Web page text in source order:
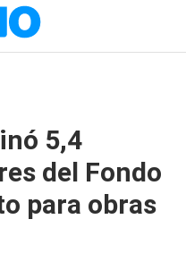
5,4
del Fondo
para obras